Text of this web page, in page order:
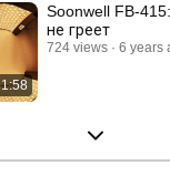
1:58
Soonwell FB-
не греет
724 views 6 years